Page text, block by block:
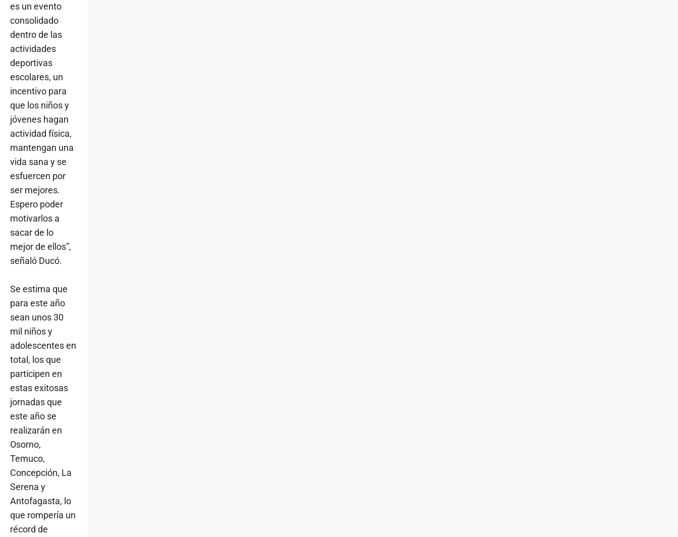
es un evento
consolidado
dentro de las
actividades
deportivas
escolares, un
incentivo para
que los niños y
jóvenes hagan
actividad física,
mantengan una
vida sana y se
esfuercen por
ser mejores.
Espero poder
motivarlos a
sacar de lo
mejor de ellos”,
señaló Ducó.
Se estima que
para este año
sean unos 30
mil niños y
adolescentes en
total, los que
participen en
estas exitosas
jornadas que
este año se
realizarán en
Osorno,
Temuco,
Concepción, La
Serena y
Antofagasta, lo
que rompería un
récord de